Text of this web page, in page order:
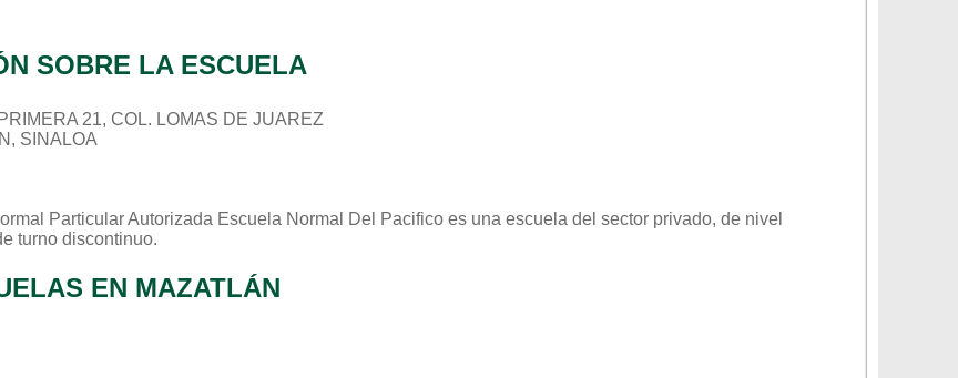
SOBRE LA ESCUELA
21, COL. LOMAS DE JUAREZ
SINALOA
Particular Autorizada Escuela Normal Del Pacifico es una escuela del sector privado, de nivel
turno discontinuo.
EN MAZATLÁN